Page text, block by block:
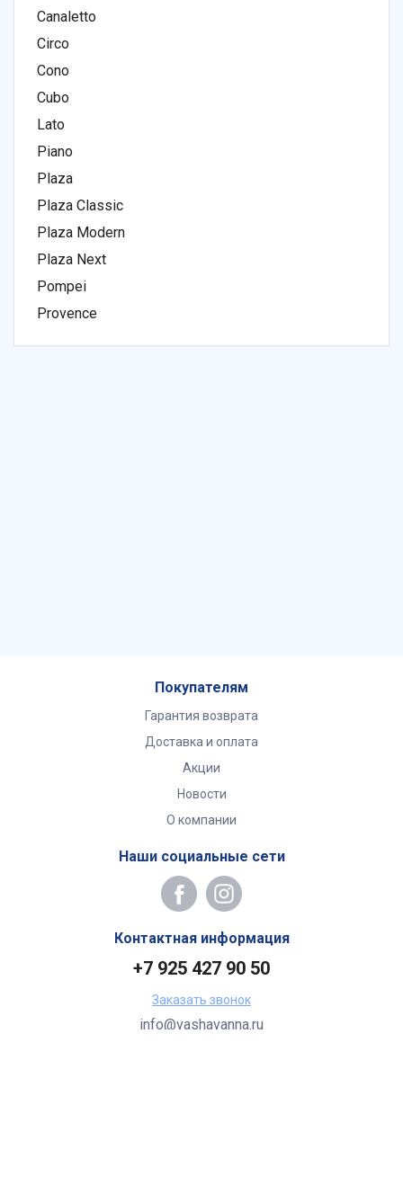
Canaletto
Circo
Cono
Cubo
Lato
Piano
Plaza
Plaza Classic
Plaza Modern
Plaza Next
Pompei
Provence
Покупателям
Гарантия возврата
Доставка и оплата
Акции
Новости
О компании
Наши социальные сети
Контактная информация
+7 925 427 90 50
Заказать звонок
info@vashavanna.ru